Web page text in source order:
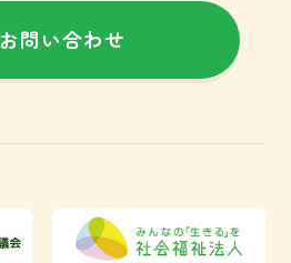
お問い合わせ